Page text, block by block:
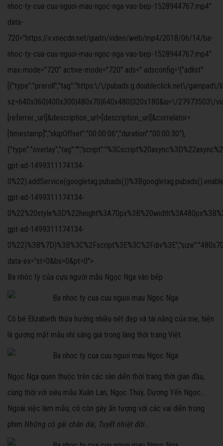
nhoc-ty-cua-cuu-nguoi-mau-ngoc-nga-vao-bep-1528944767.mp4"
data-
720="https://v.vnecdn.net/giaitri/video/web/mp4/2018/06/14/ba-
nhoc-ty-cua-cuu-nguoi-mau-ngoc-nga-vao-bep-1528944767.mp4"
max-mode="720" active-mode="720" ads='' adsconfig='{"adlist":
[{"type":"preroll","tag":"https:\/\/pubads.g.doubleclick.net\/gampad\/
sz=640x360|400x300|480x70|640x480|320x180&iu=\/27973503\/
[referrer_url]&description_url=[description_url]&correlator=
[timestamp]","skipOffset":"00:00:06","duration":"00:00:30"},
gpt-ad-1499311174134-
gpt-ad-1499311174134-
gpt-ad-1499311174134-
data-ex="st=0&bs=0&pt=0">
Ba nhóc tỳ của cựu người mẫu Ngọc Nga vào bếp
Cô bé Elizabeth thừa hưởng nhiều nét đẹp và tài năng của mẹ, hiện
là gương mặt mẫu nhí sáng giá trong làng thời trang Việt.
Ngọc Nga quen thuộc trên các sàn diễn thời trang thời gian đầu,
cùng thời với siêu mẫu Xuân Lan, Ngọc Thúy, Dương Yến Ngọc...
Ngoài việc làm mẫu, cô còn gây ấn tượng với các vai diễn trong
phim Những cô gái chân dài, Tuyết nhiệt đới...